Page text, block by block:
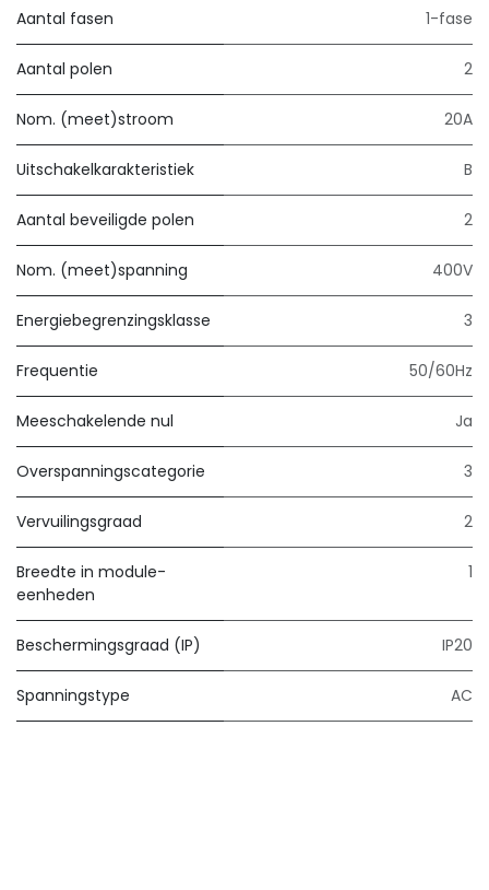
Aantal fasen 1-fase
Aantal polen 2
Nom. (meet)stroom 20A
Uitschakelkarakteristiek B
Aantal beveiligde polen 2
Nom. (meet)spanning 400V
Energiebegrenzingsklasse 3
Frequentie 50/60Hz
Meeschakelende nul Ja
Overspanningscategorie 3
Vervuilingsgraad 2
Breedte in module-
eenheden
1
Beschermingsgraad (IP) IP20
Spanningstype AC